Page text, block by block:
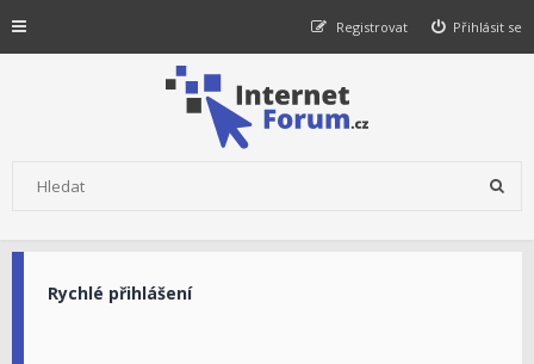
Přihlásit se
Registrovat
Rychlé přihlášení